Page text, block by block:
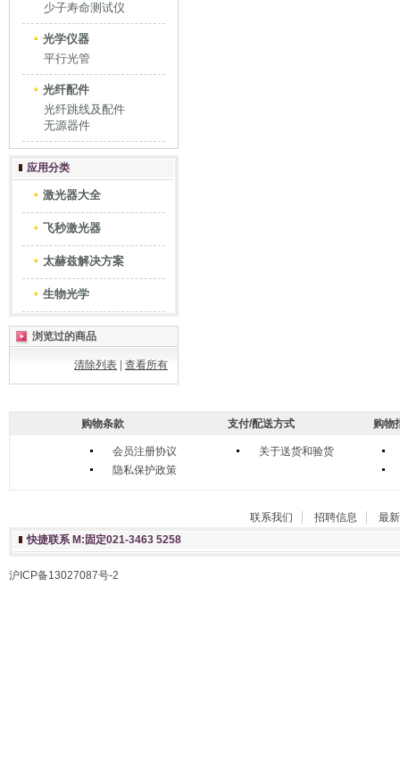
少子寿命测试仪
光学仪器
平行光管
光纤配件
光纤跳线及配件
无源器件
应用分类
激光器大全
飞秒激光器
太赫兹解决方案
生物光学
浏览过的商品
清除列表 查看所有
购物条款
会员注册协议
隐私保护政策
支付/配送方式
关于送货和验货
购物
联系我们 招聘信息
最
快捷联系 M:固定021-3463 5258
沪ICP备13027087号-2